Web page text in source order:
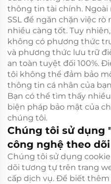
thông tin tài chính. Ngoài
SSL để ngăn chặn việc
nhiều càng tốt. Tuy
không có phương thức
và phương thức lưu trữ
an toàn tuyệt đối 100%.
tôi không thể đảm bảo
thông tin cá nhân của
Bạn có thể tìm thấy
biện pháp bảo mật của
chúng tôi.
Chúng tôi sử dụng
công nghệ theo
Chúng tôi sử dụng
dõi tương tự trên trang
cấp dịch vụ. Để biết